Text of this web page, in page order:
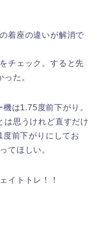
着座の違いが解消で
チェック。すると先
た。
は1.75度前下がり。
思うけれど直すだけ
前下がりにしてお
てほしい。
イトトレ！！